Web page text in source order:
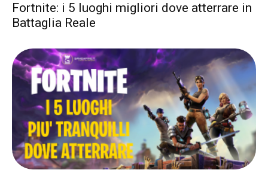
Fortnite: i 5 luoghi migliori dove atterrare in
Battaglia Reale